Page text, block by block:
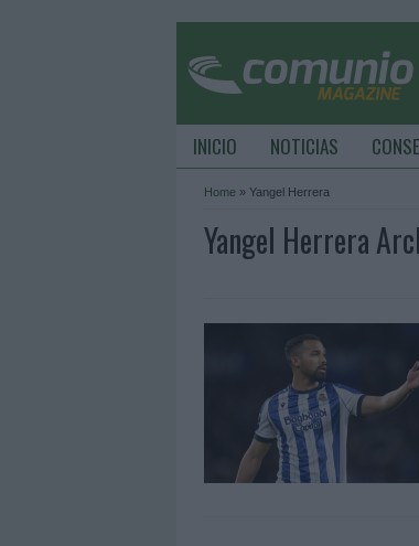
INICIO NOTICIAS
Home » Yangel Herrera
Yangel Herrera